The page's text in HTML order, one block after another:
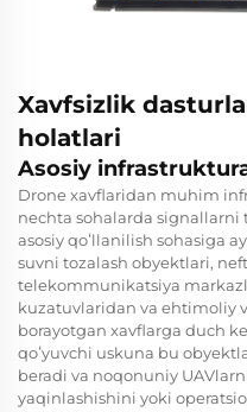
Xavfsizlik
holatlari
Asosiy
Drone xavflaridan muhim
nechta sohalarda signallarni
asosiy qoʻllanilish sohasiga
suvni tozalash obyektlari,
telekommunikatsiya
kuzatuvlaridan va ehtimoliy
borayotgan xavflarga duch
qoʻyuvchi uskuna bu
beradi va noqonuniy
yaqinlashishini yoki